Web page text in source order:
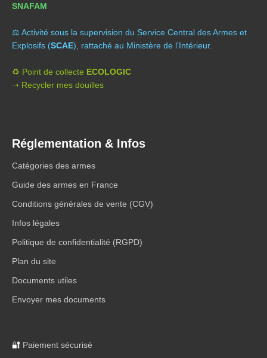
SNAFAM
⚖️ Activité sous la supervision du Service Central des Armes et
Explosifs (SCAE), rattaché au Ministère de l’Intérieur.
♻️ Point de collecte ECOLOGIC
➝ Recycler mes douilles
Réglementation & Infos
Catégories des armes
Guide des armes en France
Conditions générales de vente (CGV)
Infos légales
Politique de confidentialité (RGPD)
Plan du site
Documents utiles
Envoyer mes documents
🔐 Paiement sécurisé